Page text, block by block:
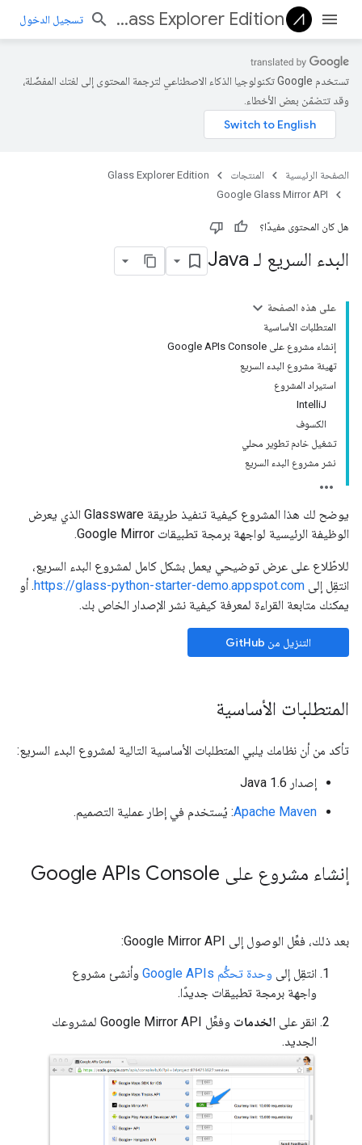
Glass Explorer Edition تسجيل الدخول
تستخدم Google تكنولوجيا الذكاء الاصطناعي لترجمة المحتوى إلى لغتك المفضّلة،
وقد تتضمّن بعض الأخطاء.
الصفحة الرئيسية المنتجات
Glass Explorer Edition
Google Glass Mirror API
هل كان المحتوى مفيدًا؟
البدء السريع لـ Java
على هذه الصفحة
المتطلبات الأساسية
إنشاء مشروع على Google APIs Console
تهيئة مشروع البدء السريع
استيراد المشروع
IntelliJ
الكسوف
تشغيل خادم تطوير محلي
نشر مشروع البدء السريع
يوضح لك هذا المشروع كيفية تنفيذ طريقة Glassware الذي يعرض
الوظيفة الرئيسية لواجهة برمجة تطبيقات Google Mirror.
للاطّلاع على عرض توضيحي يعمل بشكل كامل لمشروع البدء السريع،
انتقِل إلى https://glass-python-starter-demo.appspot.com. أو
يمكنك متابعة القراءة لمعرفة كيفية نشر الإصدار الخاص بك.
التنزيل من GitHub
المتطلبات الأساسية
تأكد من أن نظامك يلبي المتطلبات الأساسية التالية لمشروع البدء السريع:
إصدار Java 1.6
Apache Maven: يُستخدم في إطار عملية التصميم.
إنشاء مشروع على Google APIs Console
بعد ذلك، فعِّل الوصول إلى Google Mirror API:
انتقِل إلى وحدة تحكُّم Google APIs
وأنشئ مشروع
واجهة برمجة تطبيقات جديدًا.
انقر على الخدمات
وفعِّل Google Mirror API لمشروعك
الجديد.